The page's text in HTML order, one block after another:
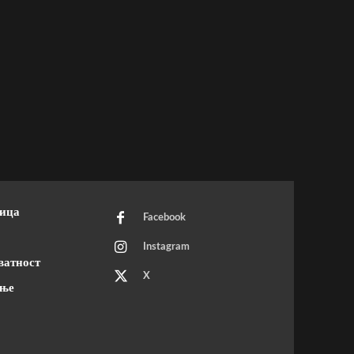
Facebook
Instagram
X